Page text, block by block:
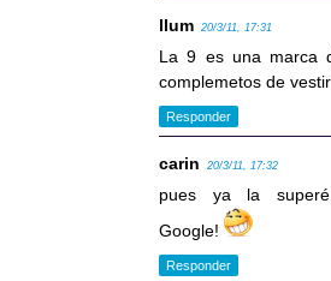
llum 20/3/11, 17:31
La 9 es una marca
complemetos de
Responder
carin 20/3/11, 17:32
pues ya la
Google!
Responder